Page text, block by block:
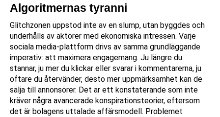
Algoritmernas tyranni
Glitchzonen uppstod inte av en slump, utan byggdes och
underhålls av aktörer med ekonomiska intressen. Varje
sociala media-plattform drivs av samma grundläggande
imperativ: att maximera engagemang. Ju längre du
stannar, ju mer du klickar eller svarar i kommentarerna, ju
oftare du återvänder, desto mer uppmärksamhet kan de
sälja till annonsörer. Det är ett konstaterande som inte
kräver några avancerade konspirationsteorier, eftersom
det är bolagens uttalade affärsmodell. Problemet